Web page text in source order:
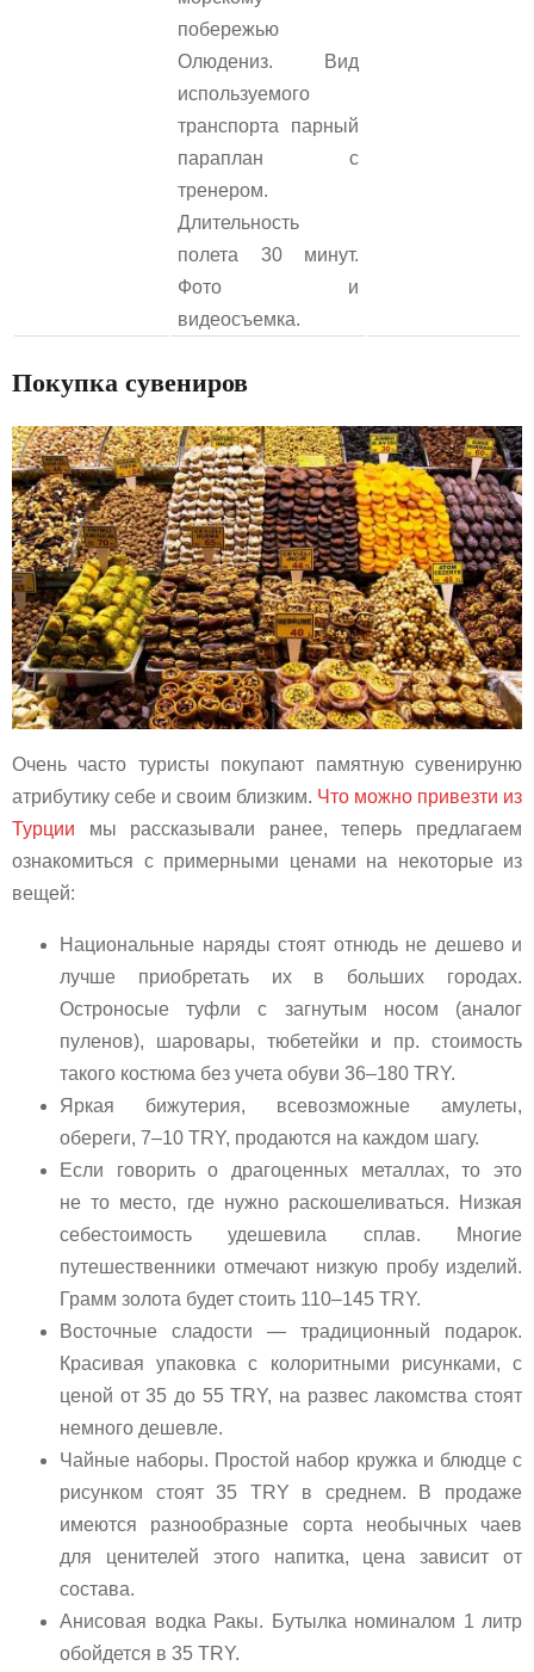
побережью
Олюдениз. Вид
используемого
транспорта парный
параплан с
тренером.
Длительность
полета 30 минут.
Фото и
видеосъемка.
Покупка сувениров
Очень часто туристы покупают памятную сувенируню
атрибутику себе и своим близким. Что можно привезти из
Турции мы рассказывали ранее, теперь предлагаем
ознакомиться с примерными ценами на некоторые из
вещей:
Национальные наряды стоят отнюдь не дешево и
лучше приобретать их в больших городах.
Остроносые туфли с загнутым носом (аналог
пуленов), шаровары, тюбетейки и пр. стоимость
такого костюма без учета обуви 36–180 TRY.
Яркая бижутерия, всевозможные амулеты,
обереги, 7–10 TRY, продаются на каждом шагу.
Если говорить о драгоценных металлах, то это
не то место, где нужно раскошеливаться. Низкая
себестоимость удешевила сплав. Многие
путешественники отмечают низкую пробу изделий.
Грамм золота будет стоить 110–145 TRY.
Восточные сладости — традиционный подарок.
Красивая упаковка с колоритными рисунками, с
ценой от 35 до 55 TRY, на развес лакомства стоят
немного дешевле.
Чайные наборы. Простой набор кружка и блюдце с
рисунком стоят 35 TRY в среднем. В продаже
имеются разнообразные сорта необычных чаев
для ценителей этого напитка, цена зависит от
состава.
Анисовая водка Ракы. Бутылка номиналом 1 литр
обойдется в 35 TRY.